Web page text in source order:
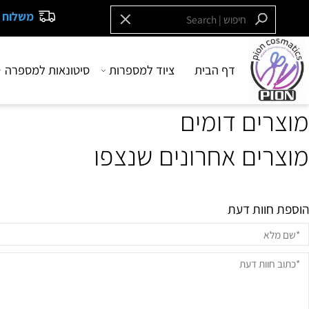
משלוח חינם
דף הבית ציוד למספרות סיטונאות למספרה
דומים
אחרונים שנצפו
דעת